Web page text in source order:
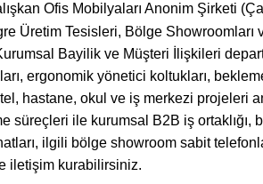
Ofis Mobilyaları Anonim Şirketi
Üretim Tesisleri, Bölge
Bayilik ve Müşteri İlişkileri
ergonomik yönetici koltukları,
hastane, okul ve iş merkezi projeleri
süreçleri ile kurumsal B2B iş ortaklığı,
ilgili bölge showroom sabit
iletişim kurabilirsiniz.